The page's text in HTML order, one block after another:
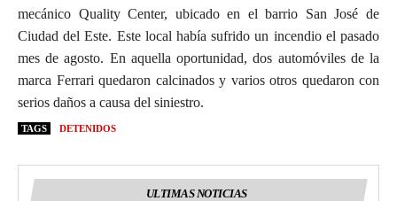
mecánico Quality Center, ubicado en el barrio San José de
Ciudad del Este. Este local había sufrido un incendio el pasado
mes de agosto. En aquella oportunidad, dos automóviles de la
marca Ferrari quedaron calcinados y varios otros quedaron con
serios daños a causa del siniestro.
TAGS DETENIDOS
ULTIMAS NOTICIAS